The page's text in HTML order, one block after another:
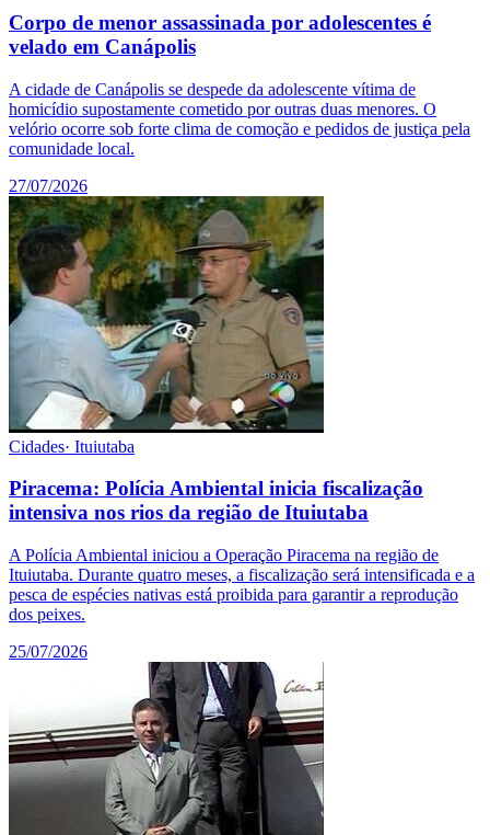
Corpo de menor assassinada por adolescentes é
velado em Canápolis
A cidade de Canápolis se despede da adolescente vítima de
homicídio supostamente cometido por outras duas menores. O
velório ocorre sob forte clima de comoção e pedidos de justiça pela
comunidade local.
27/07/2026
Cidades· Ituiutaba
Piracema: Polícia Ambiental inicia fiscalização
intensiva nos rios da região de Ituiutaba
A Polícia Ambiental iniciou a Operação Piracema na região de
Ituiutaba. Durante quatro meses, a fiscalização será intensificada e a
pesca de espécies nativas está proibida para garantir a reprodução
dos peixes.
25/07/2026